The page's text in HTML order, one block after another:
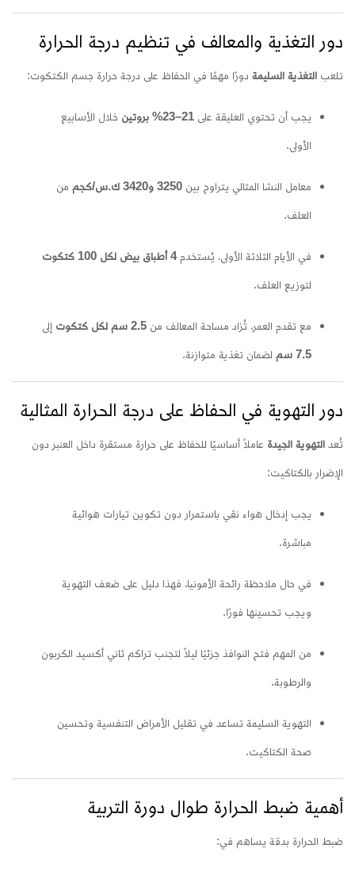
دور التغذية والمعالف في تنظيم درجة الحرارة
تلعب التغذية السليمة دورًا مهمًا في الحفاظ على درجة حرارة جسم الكتكوت:
يجب أن تحتوي العليقة على 21–23% بروتين خلال الأسابيع
الأولى.
معامل النشا المثالي يتراوح بين 3250 و3420 ك.س/كجم من
العلف.
في الأيام الثلاثة الأولى، يُستخدم4 أطباق بيض لكل 100 كتكوت
لتوزيع العلف.
مع تقدم العمر، تُزاد مساحة المعالف من 2.5 سم لكل كتكوت إلى
7.5 سم لضمان تغذية متوازنة.
دور التهوية في الحفاظ على درجة الحرارة المثالية
تُعد التهوية الجيدة عاملاً أساسيًا للحفاظ على حرارة مستقرة داخل العنبر دون
الإضرار بالكتاكيت:
يجب إدخال هواء نقي باستمرار دون تكوين تيارات هوائية
مباشرة.
في حال ملاحظة رائحة الأمونيا، فهذا دليل على ضعف التهوية
ويجب تحسينها فورًا.
من المهم فتح النوافذ جزئيًا ليلاً لتجنب تراكم ثاني أكسيد الكربون
والرطوبة.
التهوية السليمة تساعد في تقليل الأمراض التنفسية وتحسين
صحة الكتاكيت.
أهمية ضبط الحرارة طوال دورة التربية
ضبط الحرارة بدقة يساهم في: